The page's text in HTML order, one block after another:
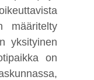
määritelty
yksityinen
on